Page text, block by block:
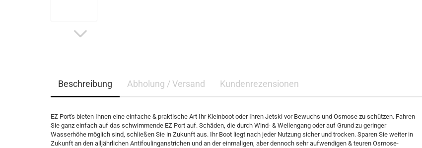
Beschreibung Abholung / Versand Kundenrezensionen
EZ Port's bieten Ihnen eine einfache & praktische Art Ihr Kleinboot oder Ihren Jetski vor Bewuchs und Osmose zu schützen. Fahren
Sie ganz einfach auf das schwimmende EZ Port auf. Schäden, die durch Wind- & Wellengang oder auf Grund zu geringer
Wasserhöhe möglich sind, schließen Sie in Zukunft aus. Ihr Boot liegt nach jeder Nutzung sicher und trocken. Sparen Sie weiter in
Zukunft an den alljährlichen Antifoulinganstrichen und an der einmaligen, aber dennoch sehr aufwendigen & teuren Osmose-